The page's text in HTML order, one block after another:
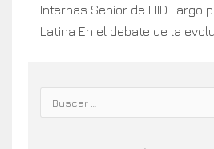
Internas Senior de HID Fargo
Latina En el debate de la